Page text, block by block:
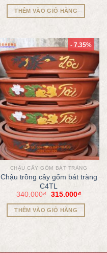
THÊM VÀO GIỎ HÀNG
- 7.35%
CHẬU CÂY GỐM BÁT TRÀNG
Chậu trồng cây gốm bát tràng
C4TL
340.000₫ 315.000₫
THÊM VÀO GIỎ HÀNG